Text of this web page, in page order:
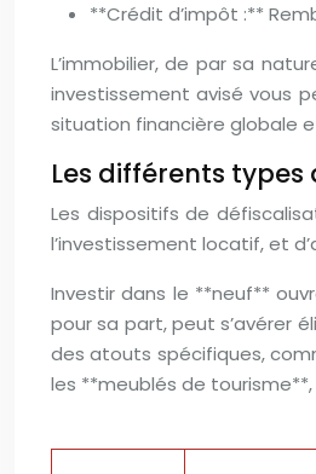
**Crédit d’impôt :**
L’immobilier, de par sa
investissement avisé vous
situation financière globale
Les différents
Les dispositifs de
l’investissement locatif, et
Investir dans le **neuf**
pour sa part, peut s’avérer
des atouts spécifiques,
les **meublés de